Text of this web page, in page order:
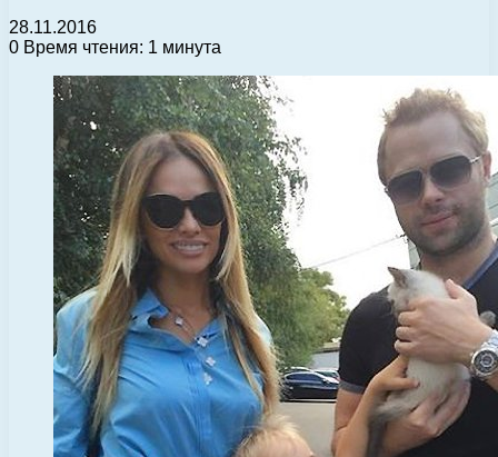
28.11.2016
0 Время чтения: 1 минута